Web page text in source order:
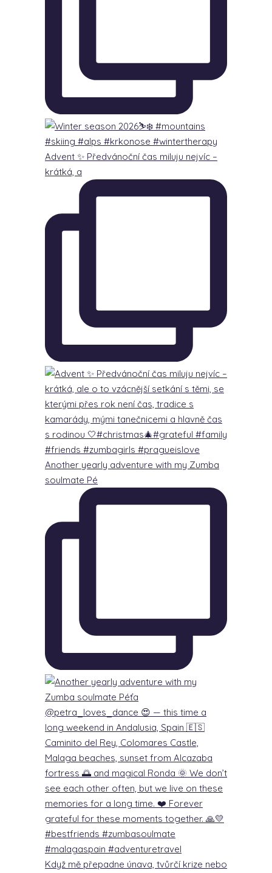
Advent ✨ Předvánoční čas miluju nejvíc –
krátká, a
Another yearly adventure with my Zumba
soulmate Pé
Když mě přepadne únava, tvůrčí krize nebo